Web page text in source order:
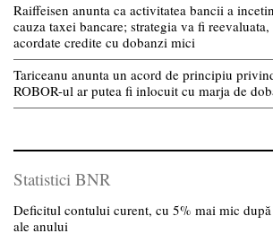
Raiffeisen anunta ca activitatea bancii a
cauza taxei bancare; strategia va fi
acordate credite cu dobanzi mici
Tariceanu anunta un acord de principiu
ROBOR-ul ar putea fi inlocuit cu marja de
Statistici BNR
Deficitul contului curent, cu 5% mai mic
ale anului